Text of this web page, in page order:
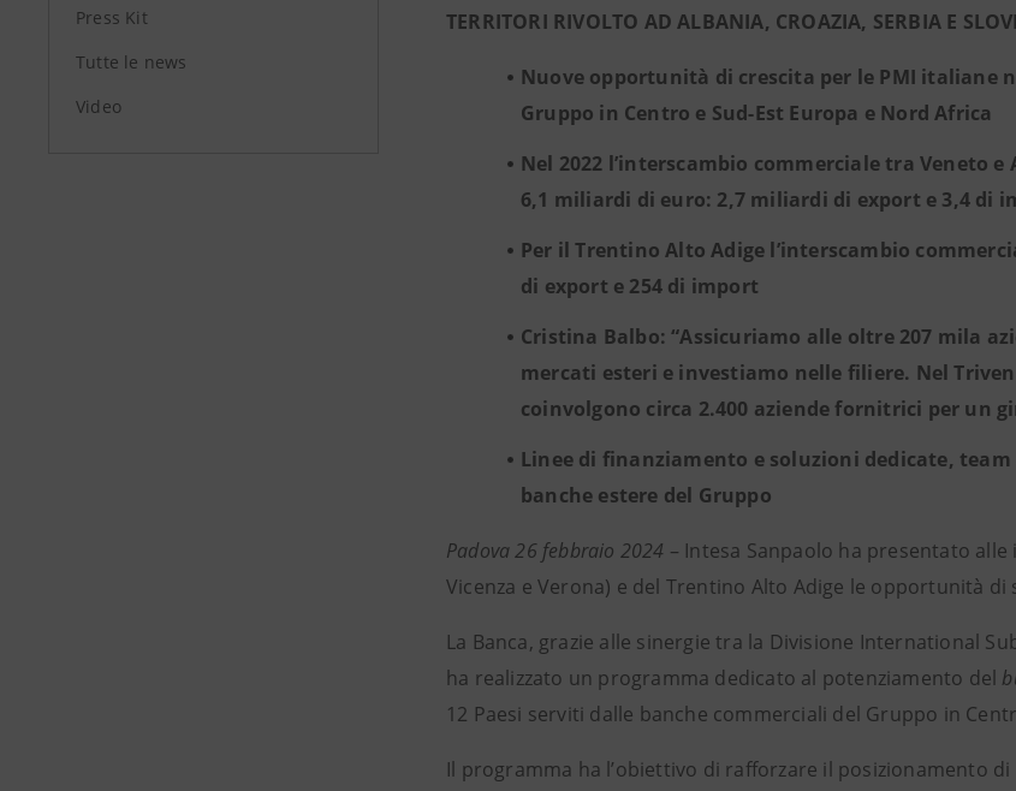
Press Kit
Tutte le news
Video
TERRITORI RIVOLTO AD ALBANIA, CROAZIA, SERBIA E
Nuove opportunità di crescita per le PMI italiane
Gruppo in Centro e Sud-Est Europa e Nord Africa
Nel 2022 l’interscambio commerciale tra Veneto
6,1 miliardi di euro: 2,7 miliardi di export e 3,4 di
Per il Trentino Alto Adige l’interscambio
di export e 254 di import
Cristina Balbo: “Assicuriamo alle oltre 207 mila
mercati esteri e investiamo nelle filiere. Nel
coinvolgono circa 2.400 aziende fornitrici per un
Linee di finanziamento e soluzioni dedicate,
banche estere del Gruppo
Padova 26 febbraio 2024 – Intesa Sanpaolo ha presentato
Vicenza e Verona) e del Trentino Alto Adige le opportunità
La Banca, grazie alle sinergie tra la Divisione International
ha realizzato un programma dedicato al potenziamento del
12 Paesi serviti dalle banche commerciali del Gruppo in
Il programma ha l’obiettivo di rafforzare il posizionamento